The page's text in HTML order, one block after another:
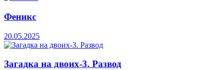
Феникс
20.05.2025
Загадка на двоих-3. Развод